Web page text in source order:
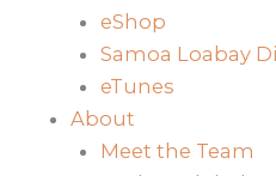
eShop
Samoa Loabay
eTunes
About
Meet the Team